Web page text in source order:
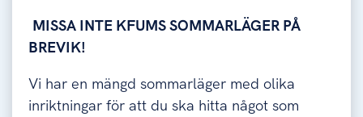
MISSA INTE KFUMS SOMMARLÄGER PÅ
BREVIK!
Vi har en mängd sommarläger med olika
inriktningar för att du ska hitta något som